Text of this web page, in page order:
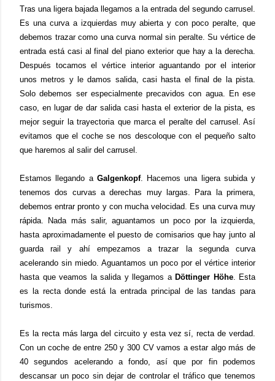
Tras una ligera bajada llegamos a la entrada del segundo carrusel.
Es una curva a izquierdas muy abierta y con poco peralte, que
debemos trazar como una curva normal sin peralte. Su vértice de
entrada está casi al final del piano exterior que hay a la derecha.
Después tocamos el vértice interior aguantando por el interior
unos metros y le damos salida, casi hasta el final de la pista.
Solo debemos ser especialmente precavidos con agua. En ese
caso, en lugar de dar salida casi hasta el exterior de la pista, es
mejor seguir la trayectoria que marca el peralte del carrusel. Así
evitamos que el coche se nos descoloque con el pequeño salto
que haremos al salir del carrusel.
Estamos llegando a Galgenkopf. Hacemos una ligera subida y
tenemos dos curvas a derechas muy largas. Para la primera,
debemos entrar pronto y con mucha velocidad. Es una curva muy
rápida. Nada más salir, aguantamos un poco por la izquierda,
hasta aproximadamente el puesto de comisarios que hay junto al
guarda rail y ahí empezamos a trazar la segunda curva
acelerando sin miedo. Aguantamos un poco por el vértice interior
hasta que veamos la salida y llegamos a Döttinger Höhe. Esta
es la recta donde está la entrada principal de las tandas para
turismos.
Es la recta más larga del circuito y esta vez sí, recta de verdad.
Con un coche de entre 250 y 300 CV vamos a estar algo más de
40 segundos acelerando a fondo, así que por fin podemos
descansar un poco sin dejar de controlar el tráfico que tenemos